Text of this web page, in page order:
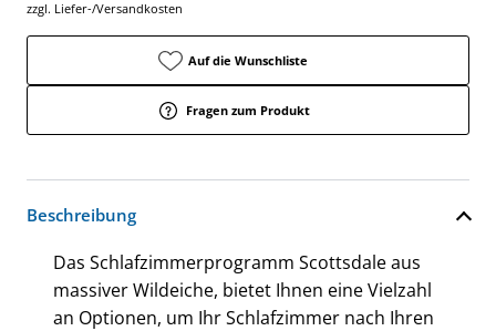
zzgl. Liefer-/Versandkosten
Auf die Wunschliste
Fragen zum Produkt
Beschreibung
Das Schlafzimmerprogramm Scottsdale aus
massiver Wildeiche, bietet Ihnen eine Vielzahl
an Optionen, um Ihr Schlafzimmer nach Ihren